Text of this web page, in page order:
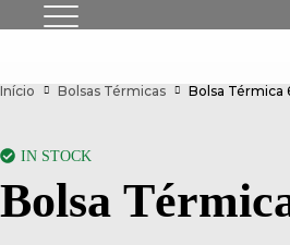
Início Bolsas Térmicas Bolsa Térmica
IN STOCK
Bolsa